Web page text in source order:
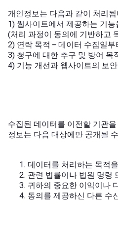
개인정보는 다음과 같이 처리됩
1) 웹사이트에서 제공하는 기
(처리 과정이 동의에 기반하고
2) 연락 목적 – 데이터 수집일
3) 청구에 대한 추구 및 방어 목
4) 기능 개선과 웹사이트의 보
수집된 데이터를 이전할 기관
정보는 다음 대상에만 공개될
데이터를 처리하는 목적
관련 법률이나 법원 명령
귀하의 중요한 이익이나
동의를 제공하신 다른 수